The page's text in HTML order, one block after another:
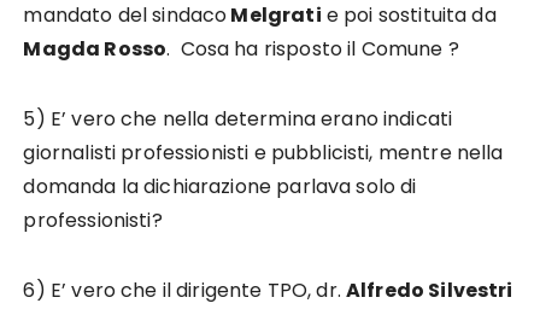
mandato del sindacoMelgrati e poi sostituita da
Magda Rosso. Cosa ha risposto il Comune ?
5) E’ vero che nella determina erano indicati
giornalisti professionisti e pubblicisti, mentre nella
domanda la dichiarazione parlava solo di
professionisti?
6) E’ vero che il dirigente TPO, dr.Alfredo Silvestri